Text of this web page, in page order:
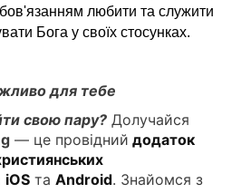
любити та служити
Бога у своїх стосунках.
для тебе
свою пару? Долучайся
— це провідний додаток
iOSта Android. Знайомся з